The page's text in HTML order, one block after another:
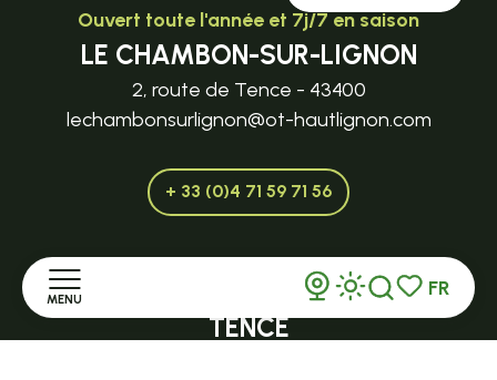
MENU
Voir les
Recherche
FR
Ouvert toute l'année et 7j/7 en saison
LE CHAMBON-SUR-LIGNON
2, route de Tence - 43400
lechambonsurlignon@ot-hautlignon.com
+ 33 (0)4 71 59 71 56
Ouvert toute l'année et 7j/7 en saison
TENCE